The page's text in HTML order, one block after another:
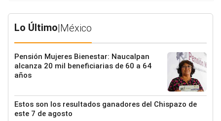
Lo Último México
Pensión Mujeres Bienestar: Naucalpan
alcanza 20 mil beneficiarias de 60 a 64
años
Estos son los resultados ganadores del Chispazo de
este 7 de agosto